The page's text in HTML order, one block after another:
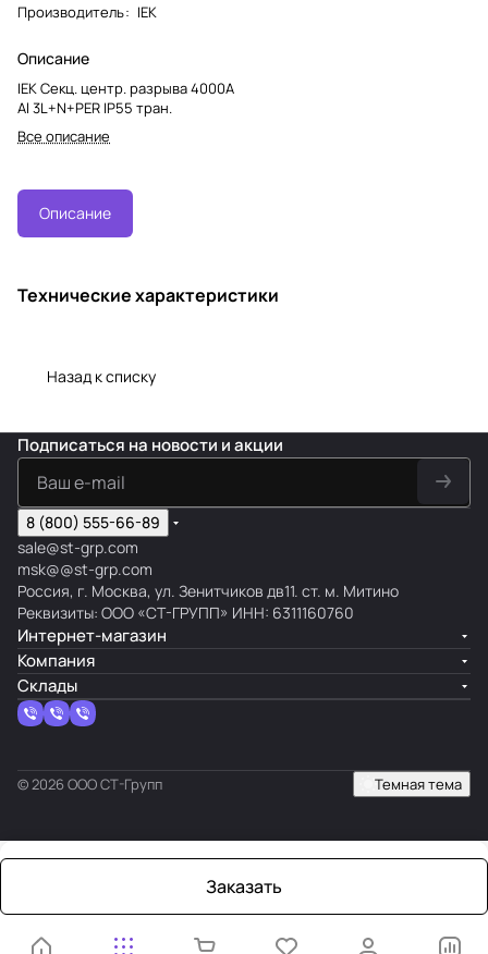
Производитель: IEK
Описание
IEK Секц. центр. разрыва 4000А
Al 3L+N+PER IP55 тран.
Все описание
Описание
Технические характеристики
Назад к списку
Заказать
Подписаться на новости и акции
8 (800) 555-66-89
sale@st-grp.com
msk@@st-grp.com
Россия, г. Москва, ул. Зенитчиков дв11. ст. м. Митино
Реквизиты: ООО «СТ-ГРУПП» ИНН: 6311160760
Интернет-магазин
Компания
Склады
© 2026 ООО СТ-Групп Темная тема